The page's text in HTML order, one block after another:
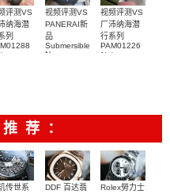
评测VS
纳海潜
列
视频评测VS
PANERAI新
品
Submersible
Navy
视频评测VS
厂沛纳海潜
行系列
PAM01226
荐：
传世系
DDF 百达翡
Rolex勞力士